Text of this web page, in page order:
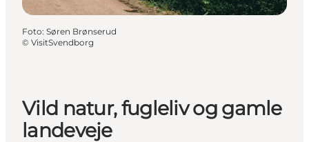
Foto: Søren Brønserud
© VisitSvendborg
Vild natur, fugleliv og gamle
landeveje